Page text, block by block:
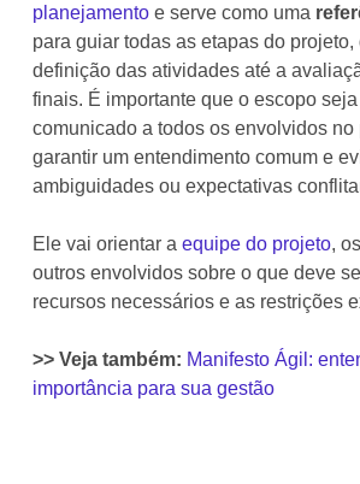
planejamento e serve como uma
para guiar todas as etapas do projeto,
definição das atividades até a
finais. É importante que o escopo
comunicado a todos os envolvidos no
garantir um entendimento comum e
ambiguidades ou expectativas
Ele vai orientar a equipe do projeto, os
outros envolvidos sobre o que deve
recursos necessários e as restrições
>> Veja também: Manifesto Ágil:
importância para sua gestão